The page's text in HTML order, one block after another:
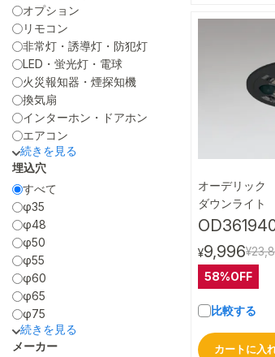
オプション
リモコン
非常灯・誘導灯・防犯灯
LED・蛍光灯・電球
火災報知器・煙探知機
換気扇
インターホン・ドアホン
エアコン
埋込穴
すべて
φ35
φ48
φ50
φ55
φ60
φ65
φ75
メーカー
オーデリック
ダウンライト
¥9,996
58%OFF
比較する
カートに入